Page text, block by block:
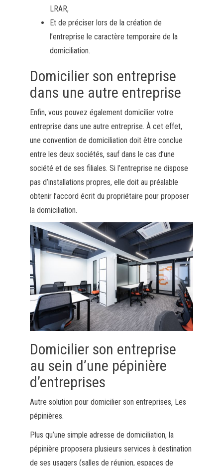
LRAR,
Et de préciser lors de la création de
l’entreprise le caractère temporaire de la
domiciliation.
Domicilier son entreprise
dans une autre entreprise
Enfin, vous pouvez également domicilier votre
entreprise dans une autre entreprise. À cet effet,
une convention de domiciliation doit être conclue
entre les deux sociétés, sauf dans le cas d’une
société et de ses filiales. Si l’entreprise ne dispose
pas d’installations propres, elle doit au préalable
obtenir l’accord écrit du propriétaire pour proposer
la domiciliation.
Domicilier son entreprise
au sein d’une pépinière
d’entreprises
Autre solution pour domicilier son entreprises, Les
pépinières.
Plus qu’une simple adresse de domiciliation, la
pépinière proposera plusieurs services à destination
de ses usagers (salles de réunion, espaces de